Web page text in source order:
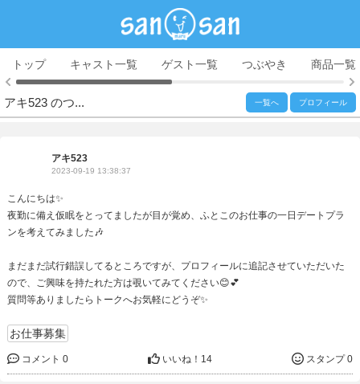
トップ キャスト一覧 ゲスト一覧 つぶやき 商品一覧
アキ523 のつ... 一覧へ プロフィール
アキ523
2023-09-19 13:38:37
こんにちは✨
夜勤に備え仮眠をとってましたが目が覚め、ふとこのお仕事の一日デートプラ
ンを考えてみました🎶
まだまだ試行錯誤してるところですが、プロフィールに追記させていただいた
ので、ご興味を持たれた方は覗いてみてください😊💕
質問等ありましたらトークへお気軽にどうぞ✨
お仕事募集
コメント 0 いいね！ 14 スタンプ 0